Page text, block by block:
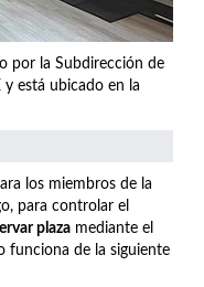
por la Subdirección de
y está ubicado en la
los miembros de la
para controlar el
plaza mediante el
funciona de la siguiente